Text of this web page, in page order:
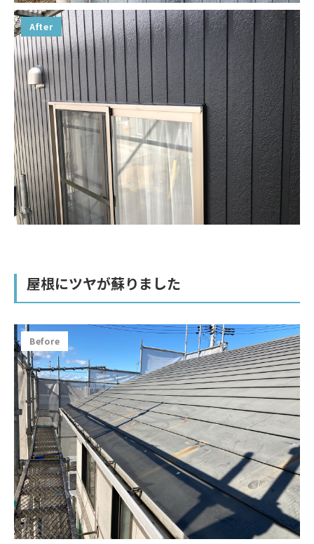
After
屋根にツヤが蘇りました
Before